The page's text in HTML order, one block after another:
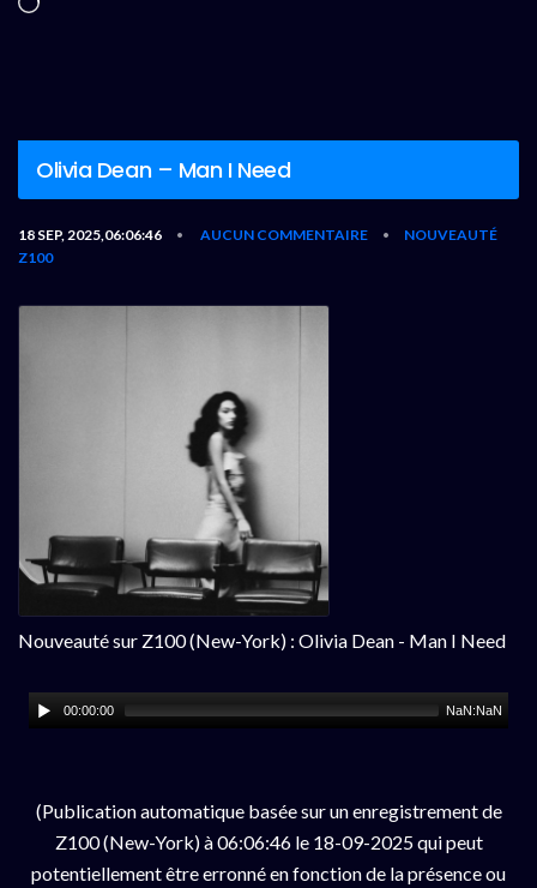
Olivia Dean – Man I Need
18 SEP, 2025,06:06:46 • AUCUN COMMENTAIRE •
NOUVEAUTÉ
Z100
Nouveauté sur Z100 (New-York) : Olivia Dean - Man I Need
00:00:00 NaN:NaN
(Publication automatique basée sur un enregistrement de
Z100 (New-York) à 06:06:46 le 18-09-2025 qui peut
potentiellement être erronné en fonction de la présence ou